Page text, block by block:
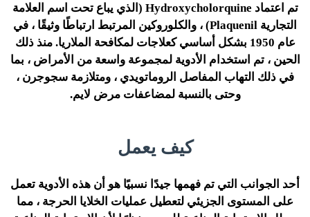
تم اعتماد Hydroxycholorquine (الذي يباع تحت اسم العلامة
التجارية Plaquenil) ، والكلوروكين المرتبط ارتباطًا وثيقًا ، في
عام 1950 بشكل أساسي كعلاجات لمكافحة الملاريا. منذ ذلك
الحين ، تم استخدام الأدوية لمجموعة واسعة من الأمراض ، بما
في ذلك التهاب المفاصل الروماتويدي ، ومتلازمة سجوجرن ،
وحتى بالنسبة لمضاعفات مرض لايم.
كيف يعمل
أحد الجوانب التي تم فهمها جيدًا نسبيًا هو أن هذه الأدوية تعمل
على المستوى الجزيئي لتعطيل عمليات الخلايا الحرجة ، مما